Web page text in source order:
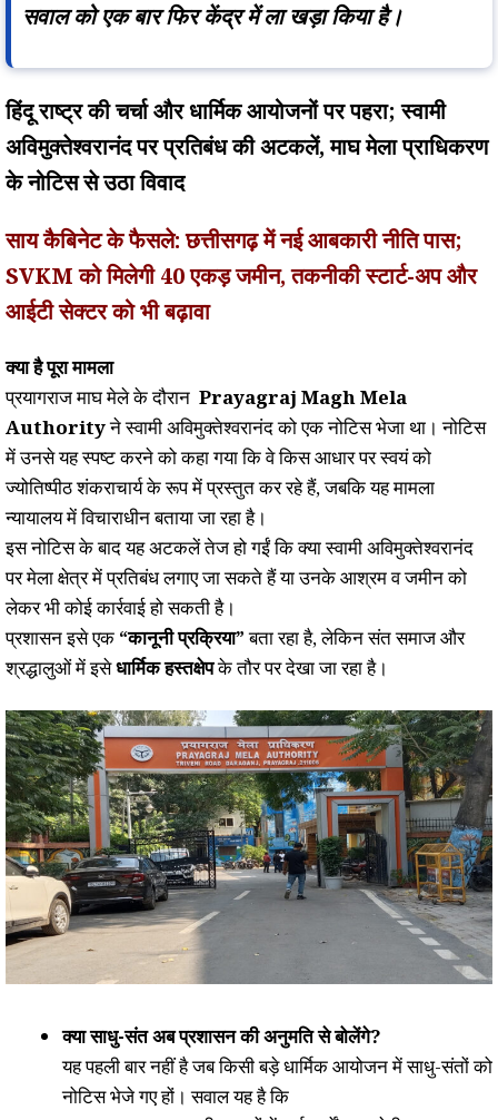
सवाल को एक बार फिर केंद्र में ला खड़ा किया है।
हिंदू राष्ट्र की चर्चा और धार्मिक आयोजनों पर पहरा; स्वामी
अविमुक्तेश्वरानंद पर प्रतिबंध की अटकलें, माघ मेला प्राधिकरण
के नोटिस से उठा विवाद
साय कैबिनेट के फैसले: छत्तीसगढ़ में नई आबकारी नीति पास;
SVKM को मिलेगी 40 एकड़ जमीन, तकनीकी स्टार्ट-अप और
आईटी सेक्टर को भी बढ़ावा
क्या है पूरा मामला
प्रयागराज माघ मेले के दौरान Prayagraj Magh Mela
Authorityने स्वामी अविमुक्तेश्वरानंद को एक नोटिस भेजा था। नोटिस
में उनसे यह स्पष्ट करने को कहा गया कि वे किस आधार पर स्वयं को
ज्योतिष्पीठ शंकराचार्य के रूप में प्रस्तुत कर रहे हैं, जबकि यह मामला
न्यायालय में विचाराधीन बताया जा रहा है।
इस नोटिस के बाद यह अटकलें तेज हो गईं कि क्या स्वामी अविमुक्तेश्वरानंद
पर मेला क्षेत्र में प्रतिबंध लगाए जा सकते हैं या उनके आश्रम व जमीन को
लेकर भी कोई कार्रवाई हो सकती है।
प्रशासन इसे एक “कानूनी प्रक्रिया”बता रहा है, लेकिन संत समाज और
श्रद्धालुओं में इसेधार्मिक हस्तक्षेपके तौर पर देखा जा रहा है।
क्या साधु-संत अब प्रशासन की अनुमति से बोलेंगे?
यह पहली बार नहीं है जब किसी बड़े धार्मिक आयोजन में साधु-संतों को
नोटिस भेजे गए हों। सवाल यह है कि